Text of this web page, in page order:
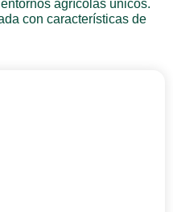
agrícolas únicos.
con características de